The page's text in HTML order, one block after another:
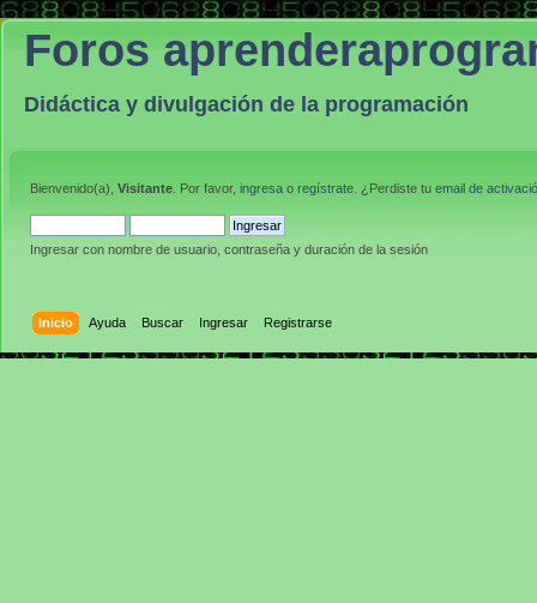
Foros
Didáctica y divulgación de la programación
Bienvenido(a), Visitante . Por favor, ingresa o regístrate . ¿Perdiste tu email de
Ingresar con nombre de usuario, contraseña y duración de la sesión
Inicio Ayuda Buscar Ingresar Registrarse